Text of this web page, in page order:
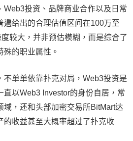
Web3投资、品牌商业合作以及日常
遍给出的合理估值区间在100万至
较大，并非预估模糊，而是综合了
的职业属性。
不单单依靠扑克对局，Web3投资是
直以Web3 Investor的身份自居，常
域，还和头部加密交易所BitMart达
的收益甚至大概率超过了扑克收